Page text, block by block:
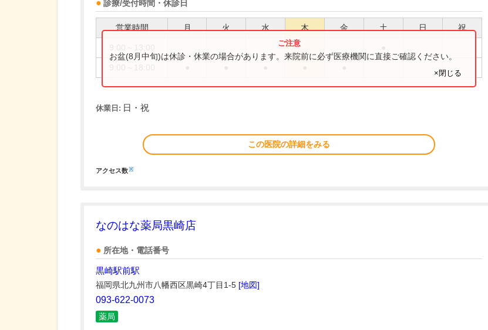
診療/受付時間・休診日
営業時間 月 火 水 木 金 土 日 祝
お盆(8月中旬)は休診・休業の場合があります。来院前に必ず医療機関に直接ご確認ください。
×閉じる
休業日: 日・祝
この医院の詳細をみる
アクセス数※
なのはな薬局黒崎店
所在地・電話番号
黒崎駅前駅
福岡県北九州市八幡西区黒崎4丁目1-5 [地図]
093-622-0073
薬局